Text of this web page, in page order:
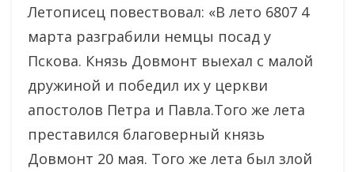
Летописец повествовал: «В лето 6807 4
марта разграбили немцы посад у
Пскова. Князь Довмонт выехал с малой
дружиной и победил их у церкви
апостолов Петра и Павла.Того же лета
преставился благоверный князь
Довмонт 20 мая. Того же лета был злой